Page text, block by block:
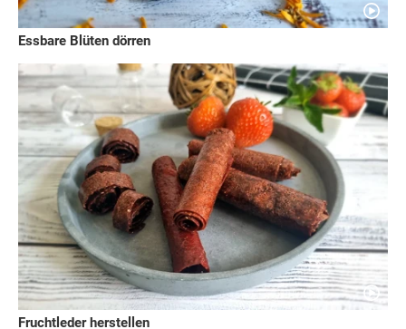
Essbare Blüten dörren
Fruchtleder herstellen